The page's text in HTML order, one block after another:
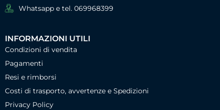
Whatsapp e tel. 069968399
INFORMAZIONI UTILI
Condizioni di vendita
Pagamenti
Resi e rimborsi
Costi di trasporto, avvertenze e Spedizioni
Privacy Policy